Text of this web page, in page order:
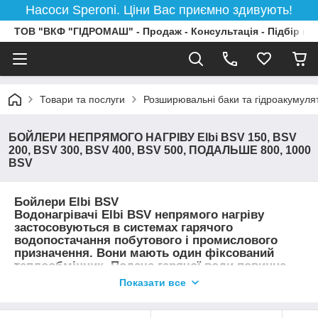
Насоси Speroni. Ціни Вас приємно здивують!
ТОВ "ВКФ "ГІДРОМАШ" - Продаж - Консультація - Підбір
Товари та послуги Розширювальні баки та
БОЙЛЕРИ НЕПРЯМОГО НАГРІВУ Elbi BSV 150, BSV
200, BSV 300, BSV 400, BSV 500, ПОДАЛЬШЕ 800, 1000
BSV
Бойлери Elbi BSV
Водонагрівачі Elbi BSV непрямого нагріву
застосовуються в системах гарячого
водопостачання побутового і промислового
призначення. Вони мають один фіксований
теплообмінник. Подача гарячої води повинна
бути в межах тиску і температури, зазначених в
Показати все